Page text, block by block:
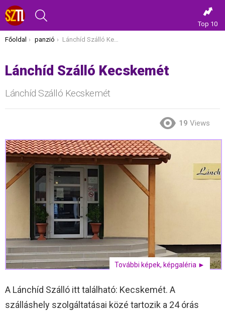
Top 10
Itt vagy most:
Főoldal panzió Lánchíd Szálló Kecskemét
Lánchíd Szálló Kecskemét
Lánchíd Szálló Kecskemét
19 Views
További képek, képgaléria ►
A Lánchíd Szálló itt található: Kecskemét. A
szálláshely szolgáltatásai közé tartozik a 24 órás